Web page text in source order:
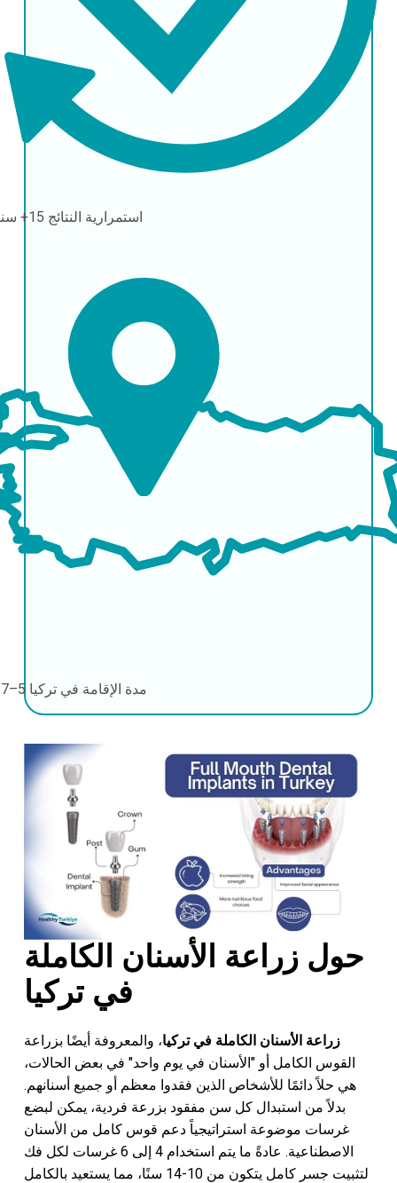
استمرارية النتائج 15+ سنوات
مدة الإقامة في تركيا 5–7 أيام
حول زراعة الأسنان الكاملة
في تركيا
زراعة الأسنان الكاملة في تركيا، والمعروفة أيضًا بزراعة
القوس الكامل أو "الأسنان في يوم واحد" في بعض الحالات،
هي حلاً دائمًا للأشخاص الذين فقدوا معظم أو جميع أسنانهم.
بدلاً من استبدال كل سن مفقود بزرعة فردية، يمكن لبضع
غرسات موضوعة استراتيجياً دعم قوس كامل من الأسنان
الاصطناعية. عادةً ما يتم استخدام 4 إلى 6 غرسات لكل فك
لتثبيت جسر كامل يتكون من 10-14 سنًا، مما يستعيد بالكامل